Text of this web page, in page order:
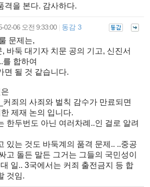
격을 본다. 감사하다.
02-06 오전 9:33:00 동감 3
문제는,
바둑 대기자 치문 공의 기고, 신진서
를 합하여
면 될 것 같습니다.
죄의 사죄와 벌칙 감수가 만료되면
제재 논의 입니다.
한두번도 아닌 여러차례..인 걸로 알려
있는 것도 바둑계의 품격 문제.. ..중공
고 돌든 말든 그거는 그들의 국민성이
일.. 3국에서는 커죄 출전금지 등 합
것임.